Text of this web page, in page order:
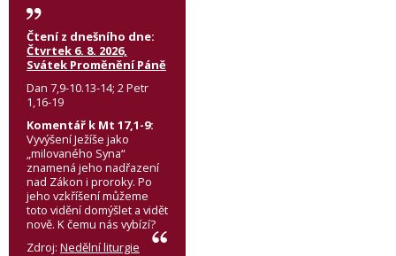
Čtení z dnešního dne:
Čtvrtek 6. 8. 2026,
Svátek Proměnění Páně
Dan 7,9-10.13-14; 2 Petr
1,16-19
Komentář k Mt 17,1-9:
Vyvýšení Ježíše jako
„milovaného Syna“
znamená jeho nadřazení
nad Zákon i proroky. Po
jeho vzkříšení můžeme
toto vidění domýšlet a vidět
nově. K čemu nás vybízí?
Zdroj: Nedělní liturgie